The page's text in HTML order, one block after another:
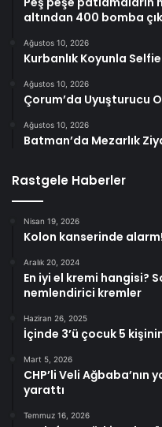
altından 400 bomba
Ağustos 10, 2026
Kurbanlık Koyunla
Ağustos 10, 2026
Çorum’da Uyuşturucu
Ağustos 10, 2026
Batman’da Mezarlık
Rastgele Haberler
Nisan 19, 2026
Kolon kanserinde
Aralık 20, 2024
En iyi el kremi hangisi?
nemlendirici kremler
Haziran 26, 2025
İçinde 3’ü çocuk 5
Mart 5, 2026
CHP’li Veli
yarattı
Temmuz 16, 2026